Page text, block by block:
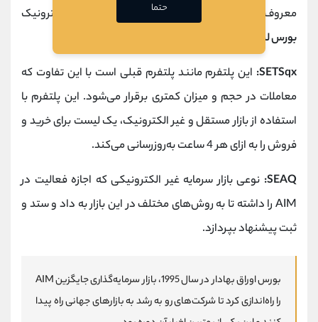
معروف ترین و بهترین دفتر سفارشات و معاملات الکترونیک
بورس لندن
SETSqx: این پلتفرم مانند پلتفرم قبلی است با این تفاوت که
معاملات در حجم و میزان کمتری برقرار می‌شود. این پلتفرم با
استفاده از بازار مستقل و غیر الکترونیک، یک لیست برای خرید و
فروش را به ازای هر 4 ساعت به‌روزرسانی می‌کند.
SEAQ: نوعی بازار سرمایه غیر الکترونیکی که اجازه فعالیت در
AIM را داشته تا به روش‌های مختلف در این بازار به داد و ستد و
ثبت پیشنهاد بپردازد.
بورس اوراق بهادار در سال 1995، بازار سرمایه‌گذاری جایگزین AIM
را راه‌اندازی کرد تا شرکت‌های رو به رشد به بازارهای جهانی راه پیدا
حتما